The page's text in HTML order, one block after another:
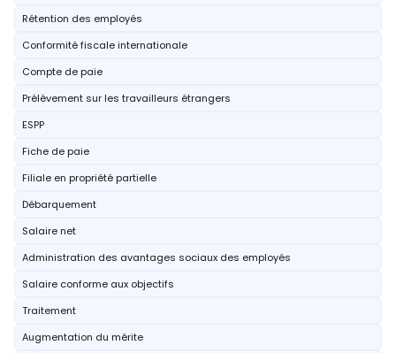
Rétention des employés
Conformité fiscale internationale
Compte de paie
Prélèvement sur les travailleurs étrangers
ESPP
Fiche de paie
Filiale en propriété partielle
Débarquement
Salaire net
Administration des avantages sociaux des employés
Salaire conforme aux objectifs
Traitement
Augmentation du mérite